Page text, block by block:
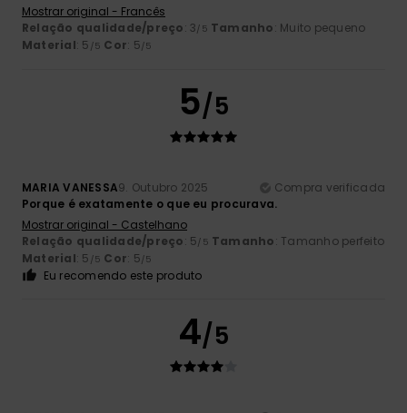
Mostrar original - Francês
Relação qualidade/preço: 3/5 Tamanho: Muito pequeno
Material: 5 /5 Cor: 5/5
5/5
MARIA VANESSA9. Outubro 2025
Compra verificada
Porque é exatamente o que eu procurava.
Mostrar original - Castelhano
Relação qualidade/preço: 5/5 Tamanho: Tamanho perfeito
Material: 5 /5 Cor: 5/5
Eu recomendo este produto
4/5